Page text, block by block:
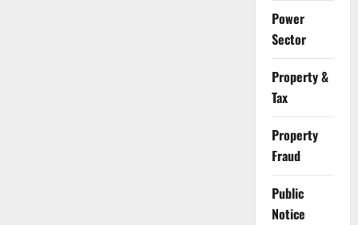
Power
Sector
Property &
Tax
Property
Fraud
Public
Notice